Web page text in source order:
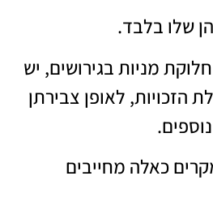
שלו בלבד.
מניות בגירושים, יש
הזכויות, לאופן צבירתן
כאלה מחייבים